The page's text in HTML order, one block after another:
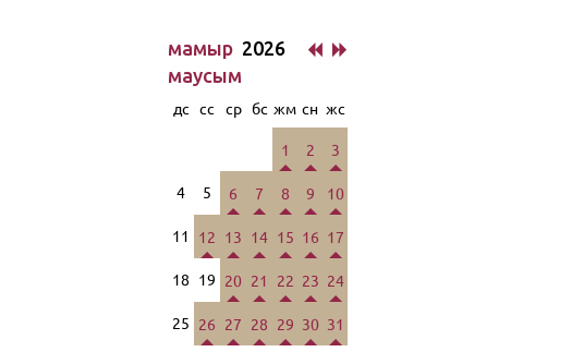
мамыр 2026
маусым
дс сс ср бс жм сн жс
1 2 3
4 5 6 7 8 9 10
11 12 13 14 15 16 17
18 19 20 21 22 23 24
25 26 27 28 29 30 31